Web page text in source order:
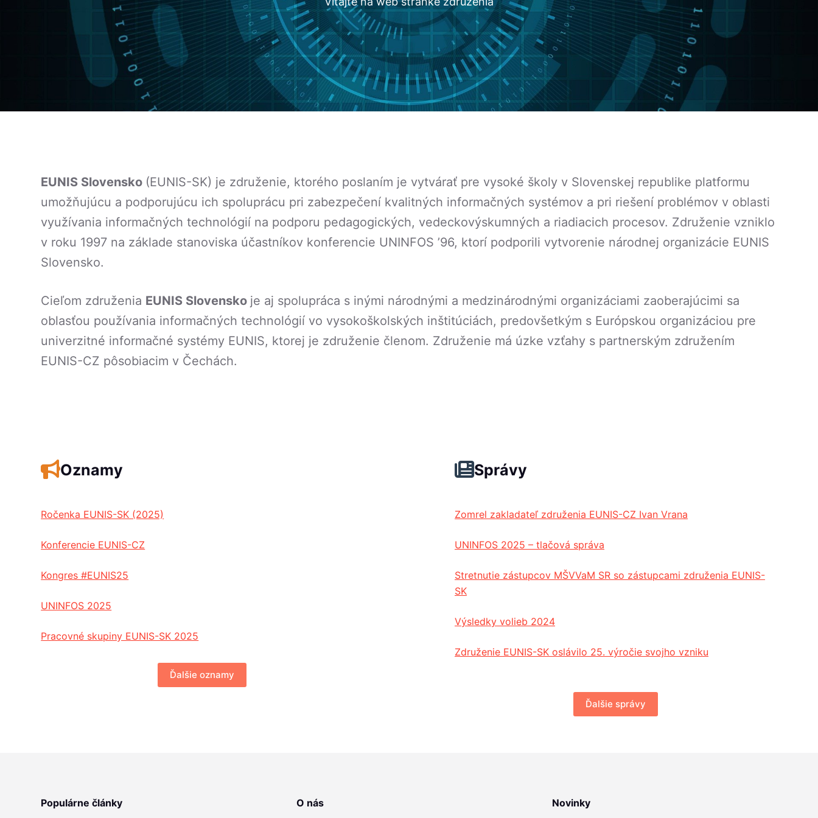
EUNIS Slovensko (EUNIS-SK) je združenie, ktorého poslaním je vytvárať pre vysoké školy v Slovenskej republike platformu
umožňujúcu a podporujúcu ich spoluprácu pri zabezpečení kvalitných informačných systémov a pri riešení problémov v oblasti
využívania informačných technológií na podporu pedagogických, vedeckovýskumných a riadiacich procesov. Združenie vzniklo
v roku 1997 na základe stanoviska účastníkov konferencie UNINFOS ’96, ktorí podporili vytvorenie národnej organizácie EUNIS
Slovensko.
Cieľom združenia EUNIS Slovensko je aj spolupráca s inými národnými a medzinárodnými organizáciami zaoberajúcimi sa
oblasťou používania informačných technológií vo vysokoškolských inštitúciách, predovšetkým s Európskou organizáciou pre
univerzitné informačné systémy EUNIS, ktorej je združenie členom. Združenie má úzke vzťahy s partnerským združením
EUNIS-CZ pôsobiacim v Čechách.
Oznamy
Ročenka EUNIS-SK (2025)
Konferencie EUNIS-CZ
Kongres #EUNIS25
UNINFOS 2025
Pracovné skupiny EUNIS-SK 2025
Ďalšie oznamy
Správy
Zomrel zakladateľ združenia EUNIS-CZ Ivan Vrana
UNINFOS 2025 – tlačová správa
Stretnutie zástupcov MŠVVaM SR so zástupcami združenia EUNIS-
SK
Výsledky volieb 2024
Združenie EUNIS-SK oslávilo 25. výročie svojho vzniku
Ďalšie správy
Populárne články O nás Novinky